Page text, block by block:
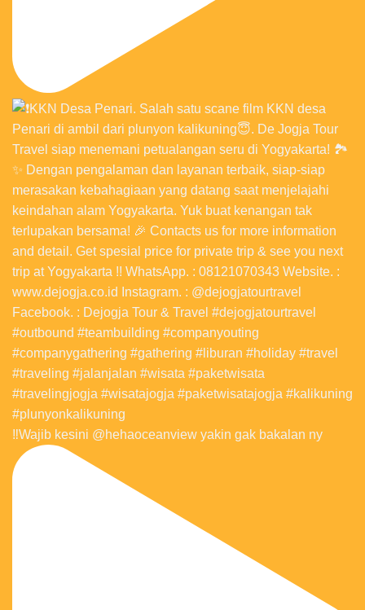
‼️Wajib kesini @hehaoceanview yakin gak bakalan ny